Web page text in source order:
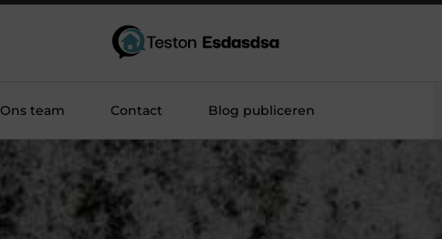
Ons team Contact Blog publiceren